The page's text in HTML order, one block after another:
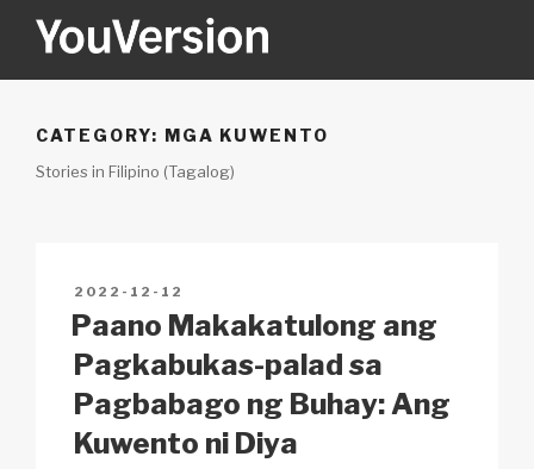
YOUVERSION
CATEGORY: MGA KUWENTO
Stories in Filipino (Tagalog)
POSTED
ON
2022-12-12
Paano Makakatulong ang
Pagkabukas-palad sa
Pagbabago ng Buhay: Ang
Kuwento ni Diya